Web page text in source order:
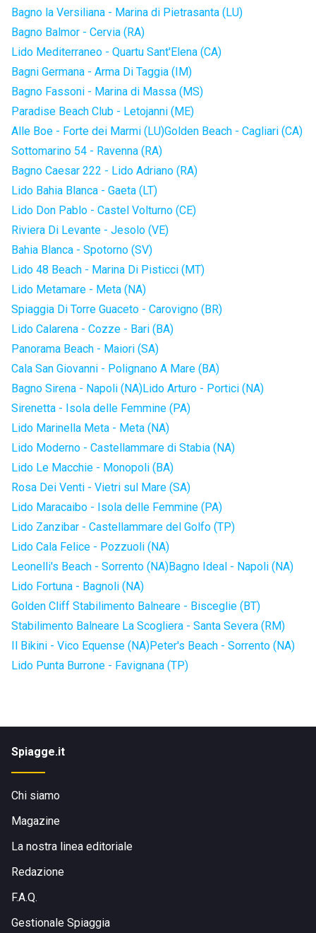
Bagno la Versiliana - Marina di Pietrasanta (LU)
Bagno Balmor - Cervia (RA)
Lido Mediterraneo - Quartu Sant'Elena (CA)
Bagni Germana - Arma Di Taggia (IM)
Bagno Fassoni - Marina di Massa (MS)
Paradise Beach Club - Letojanni (ME)
Alle Boe - Forte dei Marmi (LU)Golden Beach - Cagliari (CA)
Sottomarino 54 - Ravenna (RA)
Bagno Caesar 222 - Lido Adriano (RA)
Lido Bahia Blanca - Gaeta (LT)
Lido Don Pablo - Castel Volturno (CE)
Riviera Di Levante - Jesolo (VE)
Bahia Blanca - Spotorno (SV)
Lido 48 Beach - Marina Di Pisticci (MT)
Lido Metamare - Meta (NA)
Spiaggia Di Torre Guaceto - Carovigno (BR)
Lido Calarena - Cozze - Bari (BA)
Panorama Beach - Maiori (SA)
Cala San Giovanni - Polignano A Mare (BA)
Bagno Sirena - Napoli (NA)Lido Arturo - Portici (NA)
Sirenetta - Isola delle Femmine (PA)
Lido Marinella Meta - Meta (NA)
Lido Moderno - Castellammare di Stabia (NA)
Lido Le Macchie - Monopoli (BA)
Rosa Dei Venti - Vietri sul Mare (SA)
Lido Maracaibo - Isola delle Femmine (PA)
Lido Zanzibar - Castellammare del Golfo (TP)
Lido Cala Felice - Pozzuoli (NA)
Leonelli's Beach - Sorrento (NA)Bagno Ideal - Napoli (NA)
Lido Fortuna - Bagnoli (NA)
Golden Cliff Stabilimento Balneare - Bisceglie (BT)
Stabilimento Balneare La Scogliera - Santa Severa (RM)
Il Bikini - Vico Equense (NA)Peter's Beach - Sorrento (NA)
Lido Punta Burrone - Favignana (TP)
Spiagge.it
Chi siamo
Magazine
La nostra linea editoriale
Redazione
F.A.Q.
Gestionale Spiaggia